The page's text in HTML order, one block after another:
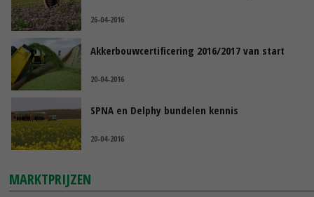
26-04-2016
Akkerbouwcertificering 2016/2017 van start
20-04-2016
SPNA en Delphy bundelen kennis
20-04-2016
MARKTPRIJZEN